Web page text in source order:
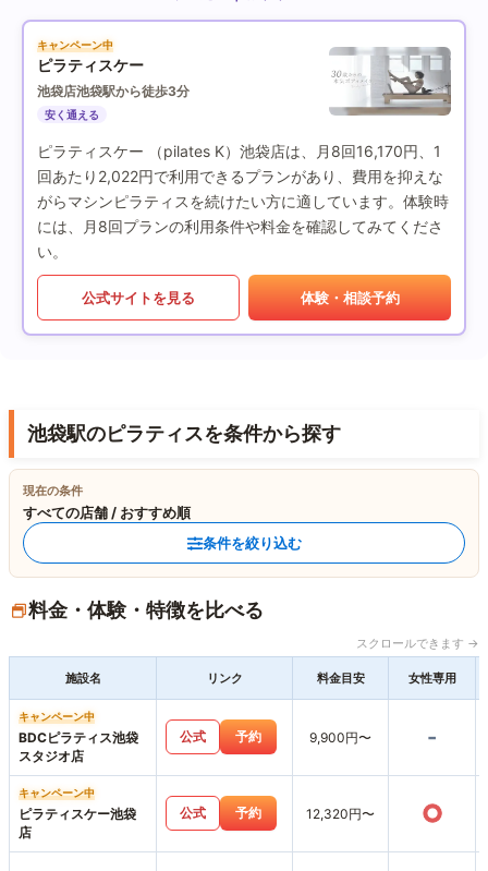
キャンペーン中
ピラティスケー
池袋店池袋駅から徒歩3分
安く通える
ピラティスケー （pilates K）池袋店は、月8回16,170円、1
回あたり2,022円で利用できるプランがあり、費用を抑えな
がらマシンピラティスを続けたい方に適しています。体験時
には、月8回プランの利用条件や料金を確認してみてくださ
い。
公式サイトを見る 体験・相談予約
池袋駅のピラティスを条件から探す
現在の条件
すべての店舗 / おすすめ順
条件を絞り込む
料金・体験・特徴を比べる
スクロールできます →
施設名 リンク 料金目安 女性専用
キャンペーン中
BDCピラティス池袋
スタジオ店
公式 予約 9,900円〜 -
キャンペーン中
ピラティスケー池袋
店
公式 予約 12,320円〜 ○